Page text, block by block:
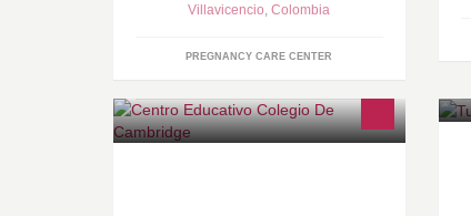
Villavicencio,Colombia
PREGNANCY CARE CENTER